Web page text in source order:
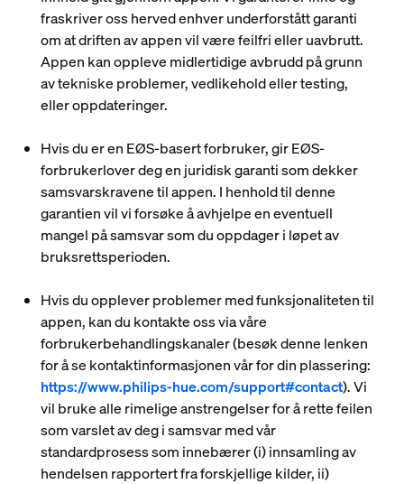
fraskriver oss herved enhver underforstått garanti
om at driften av appen vil være feilfri eller uavbrutt.
Appen kan oppleve midlertidige avbrudd på grunn
av tekniske problemer, vedlikehold eller testing,
eller oppdateringer.
Hvis du er en EØS-basert forbruker, gir EØS-
forbrukerlover deg en juridisk garanti som dekker
samsvarskravene til appen. I henhold til denne
garantien vil vi forsøke å avhjelpe en eventuell
mangel på samsvar som du oppdager i løpet av
bruksrettsperioden.
Hvis du opplever problemer med funksjonaliteten til
appen, kan du kontakte oss via våre
forbrukerbehandlingskanaler (besøk denne lenken
for å se kontaktinformasjonen vår for din plassering:
https://www.philips-hue.com/support#contact). Vi
vil bruke alle rimelige anstrengelser for å rette feilen
som varslet av deg i samsvar med vår
standardprosess som innebærer (i) innsamling av
hendelsen rapportert fra forskjellige kilder, ii)